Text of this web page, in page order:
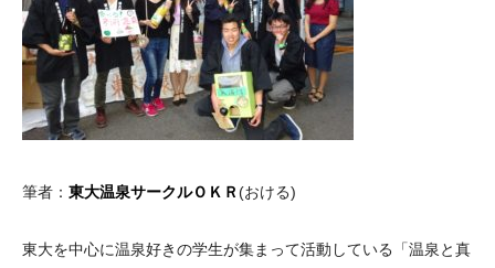
筆者： 東大温泉サークルＯＫＲ(おける)
東大を中心に温泉好きの学生が集まって活動している「温泉と真